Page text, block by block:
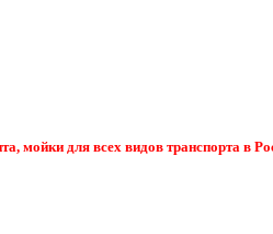
мойки для всех видов транспорта в